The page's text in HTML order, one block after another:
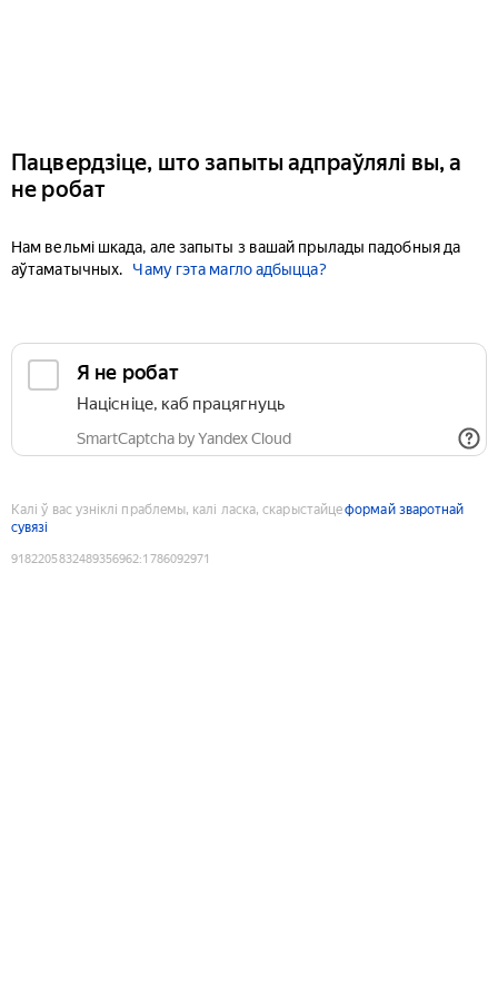
Пацвердзіце, што запыты адпраўлялі вы, а
не робат
Нам вельмі шкада, але запыты з вашай прылады падобныя да
аўтаматычных.
Чаму гэта магло адбыцца?
Я не робат
Націсніце, каб працягнуць
SmartCaptcha by Yandex Cloud
Калі ў вас узніклі праблемы, калі ласка, скарыстайцеформай зваротнай
сувязі
9182205832489356962:1786092971